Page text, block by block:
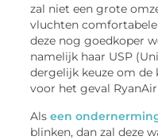
zal niet een grote
vluchten
deze nog goedkoper
namelijk haar USP
dergelijk keuze om
voor het geval
Alseen
blinken, dan zal deze